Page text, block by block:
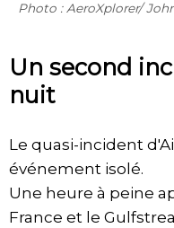
Photo : AeroXplorer/
Un second
nuit
Le quasi-incident
événement isolé.
Une heure à peine
France et le